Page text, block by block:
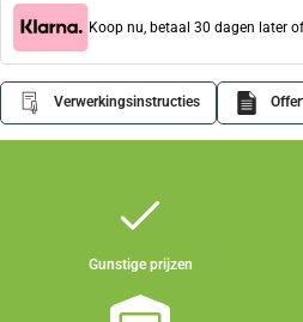
Koop nu, betaal 30 dagen later
Verwerkingsinstructies
Gunstige prijzen